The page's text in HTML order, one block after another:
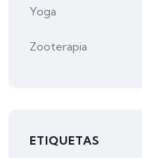
Yoga
Zooterapia
ETIQUETAS